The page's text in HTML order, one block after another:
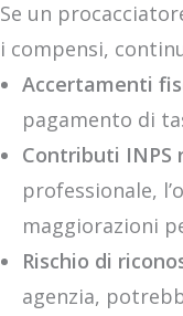
Se un
i compensi,
Accertamenti
pagamento di
Contributi INPS
professionale,
maggiorazioni
Rischio di
agenzia,